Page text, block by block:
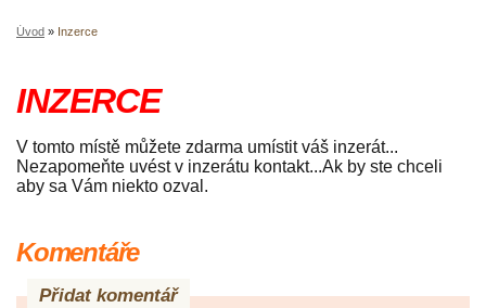
Úvod » Inzerce
INZERCE
V tomto místě můžete zdarma umístit váš inzerát...
Nezapomeňte uvést v inzerátu kontakt...Ak by ste chceli
aby sa Vám niekto ozval.
Komentáře
Přidat komentář